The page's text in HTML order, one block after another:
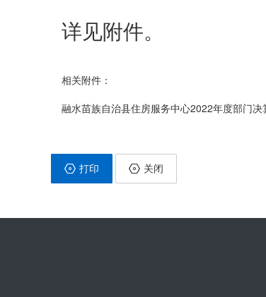
详见附件。
相关附件：
融水苗族自治县住房服务中心2022年度部门决
打印 关闭